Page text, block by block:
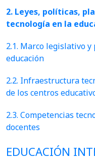
2. Leyes, políticas,
tecnología en la
2.1. Marco legislativo
educación
2.2. Infraestructura
de los centros
2.3. Competencias
docentes
EDUCACIÓN